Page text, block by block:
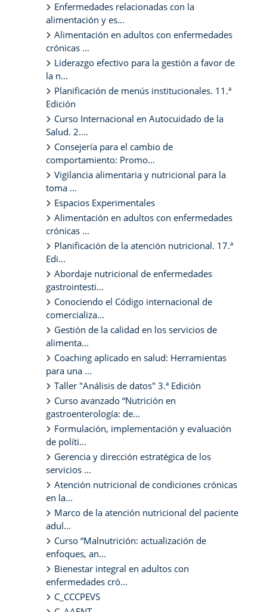
Enfermedades relacionadas con la
alimentación y es...
Alimentación en adultos con enfermedades
crónicas ...
Liderazgo efectivo para la gestión a favor de
la n...
Planificación de menús institucionales. 11.ª
Edición
Curso Internacional en Autocuidado de la
Salud. 2....
Consejería para el cambio de
comportamiento: Promo...
Vigilancia alimentaria y nutricional para la
toma ...
Espacios Experimentales
Alimentación en adultos con enfermedades
crónicas ...
Planificación de la atención nutricional. 17.ª
Edi...
Abordaje nutricional de enfermedades
gastrointesti...
Conociendo el Código internacional de
comercializa...
Gestión de la calidad en los servicios de
alimenta...
Coaching aplicado en salud: Herramientas
para una ...
Taller "Análisis de datos" 3.ª Edición
Curso avanzado “Nutrición en
gastroenterología: de...
Formulación, implementación y evaluación
de políti...
Gerencia y dirección estratégica de los
servicios ...
Atención nutricional de condiciones crónicas
en la...
Marco de la atención nutricional del paciente
adul...
Curso “Malnutrición: actualización de
enfoques, an...
Bienestar integral en adultos con
enfermedades cró...
C_CCCPEVS